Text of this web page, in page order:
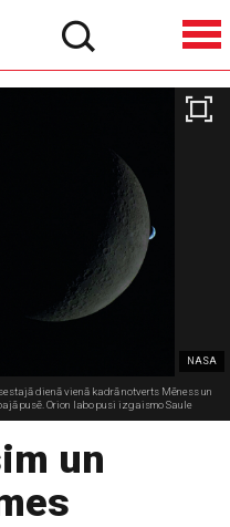
NASA
dienā vienā kadrā notverts Mēness un
pusē. Orion labo pusi izgaismo Saule
un